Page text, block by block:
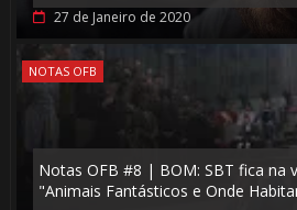
27 de Janeiro de 2020
NOTAS OFB
Notas OFB #8 | BOM: SBT fica na
"Animais Fantásticos e Onde